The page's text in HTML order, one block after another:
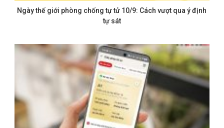
Ngày thế giới phòng chống tự tử 10/9: Cách vượt qua ý định
tự sát